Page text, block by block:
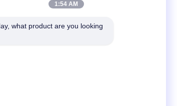
ΠΑΜΠΑ
ΚΕΦΑ
ΤΗΣ Μαγνητικής
κλωστοϋφαντουργικών εξοπλισμού.
1:54 AM
what product are you looking